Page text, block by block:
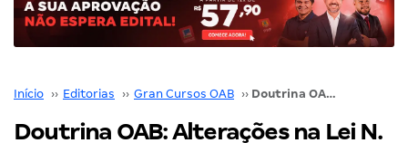
Início ›› Editorias ›› Gran Cursos OAB ›› Doutrina OAB: Alterações na Lei N. 8.666/1993 – Novo caso de dispensa
Doutrina OAB: Alterações na Lei N.